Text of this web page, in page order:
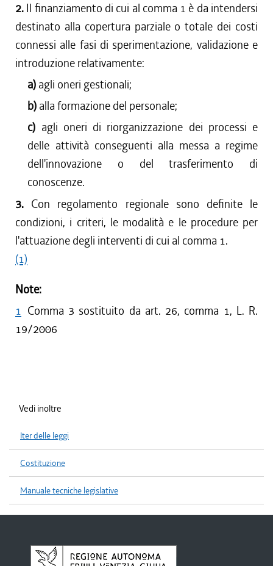
2. Il finanziamento di cui al comma 1 è da intendersi
destinato alla copertura parziale o totale dei costi
connessi alle fasi di sperimentazione, validazione e
introduzione relativamente:
a) agli oneri gestionali;
b) alla formazione del personale;
c) agli oneri di riorganizzazione dei processi e
delle attività conseguenti alla messa a regime
dell'innovazione o del trasferimento di
conoscenze.
3. Con regolamento regionale sono definite le
condizioni, i criteri, le modalità e le procedure per
l'attuazione degli interventi di cui al comma 1.
(1)
Note:
1 Comma 3 sostituito da art. 26, comma 1, L. R.
19/2006
Vedi inoltre
Iter delle leggi
Costituzione
Manuale tecniche legislative